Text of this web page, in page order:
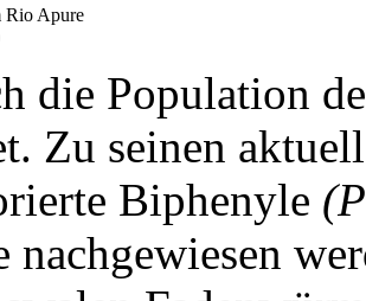
Rio Apure
die Population
Zu seinen
Biphenyle
nachgewiesen